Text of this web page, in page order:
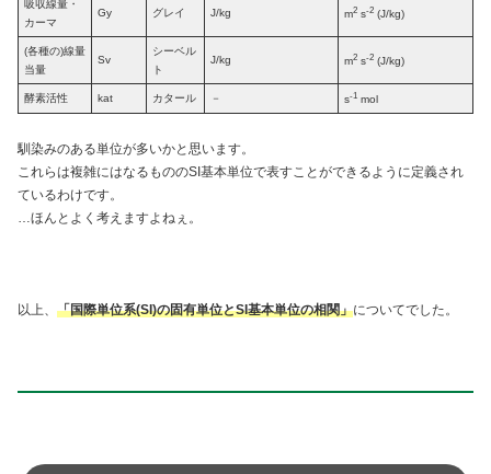
吸収線量・
カーマ
Gy グレイ J/kg m2s-2(J/kg)
(各種の)線量
当量
Sv
シーベル
ト
J/kg m2s-2(J/kg)
酵素活性 kat カタール － s-1mol
馴染みのある単位が多いかと思います。
これらは複雑にはなるもののSI基本単位で表すことができるように定義され
ているわけです。
…ほんとよく考えますよねぇ。
以上、 「国際単位系(SI)の固有単位とSI基本単位の相関」についてでした。